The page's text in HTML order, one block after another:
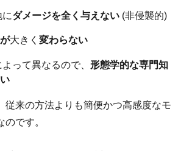
ダメージを全く与えない (非侵襲的)
大きく変わらない
って異なるので、形態学的な専門知
従来の方法よりも簡便かつ高感度なモ
です。